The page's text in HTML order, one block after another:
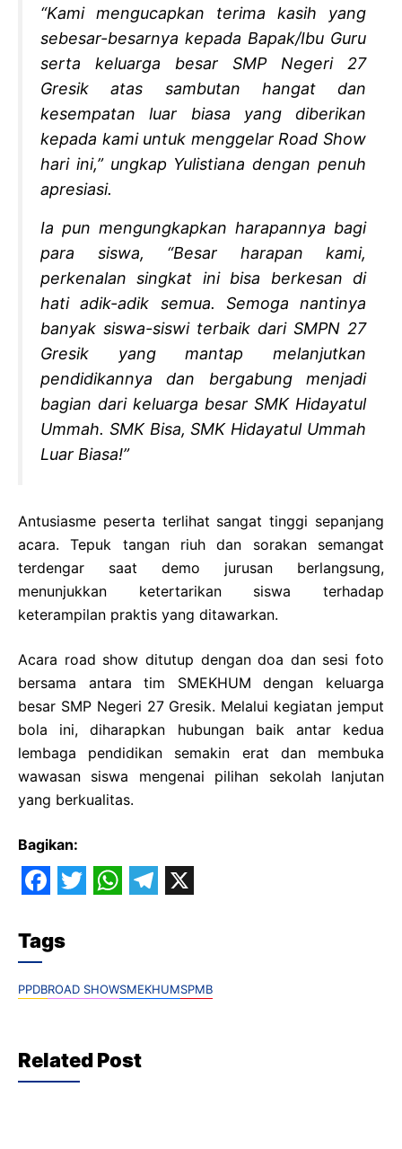
“Kami mengucapkan terima kasih yang
sebesar-besarnya kepada Bapak/Ibu Guru
serta keluarga besar SMP Negeri 27
Gresik atas sambutan hangat dan
kesempatan luar biasa yang diberikan
kepada kami untuk menggelar Road Show
hari ini,” ungkap Yulistiana dengan penuh
apresiasi.
Ia pun mengungkapkan harapannya bagi
para siswa, “Besar harapan kami,
perkenalan singkat ini bisa berkesan di
hati adik-adik semua. Semoga nantinya
banyak siswa-siswi terbaik dari SMPN 27
Gresik yang mantap melanjutkan
pendidikannya dan bergabung menjadi
bagian dari keluarga besar SMK Hidayatul
Ummah. SMK Bisa, SMK Hidayatul Ummah
Luar Biasa!”
Antusiasme peserta terlihat sangat tinggi sepanjang
acara. Tepuk tangan riuh dan sorakan semangat
terdengar saat demo jurusan berlangsung,
menunjukkan ketertarikan siswa terhadap
keterampilan praktis yang ditawarkan.
Acara road show ditutup dengan doa dan sesi foto
bersama antara tim SMEKHUM dengan keluarga
besar SMP Negeri 27 Gresik. Melalui kegiatan jemput
bola ini, diharapkan hubungan baik antar kedua
lembaga pendidikan semakin erat dan membuka
wawasan siswa mengenai pilihan sekolah lanjutan
yang berkualitas.
Bagikan:
a
c
e
o
o
w
t
e
r
t
A
e
r
Tags
PPDBROAD SHOWSMEKHUMSPMB
Related Post